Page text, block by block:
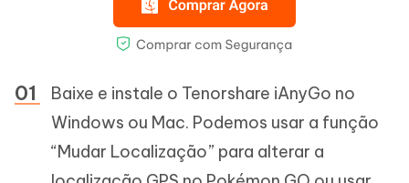
Baixe e instale o Tenorshare iAnyGo no
Windows ou Mac. Podemos usar a função
“Mudar Localização” para alterar a